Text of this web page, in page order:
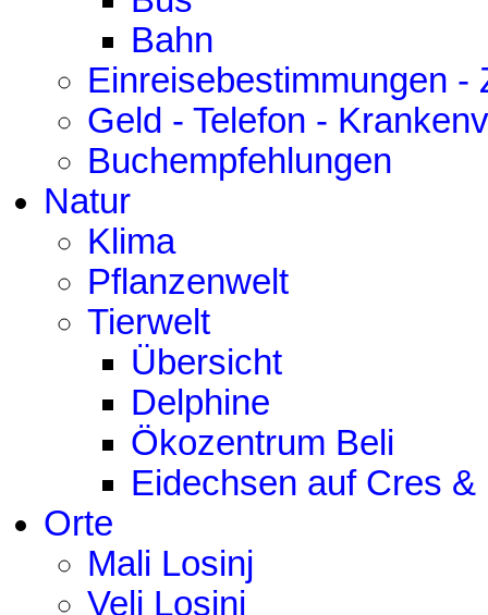
Bahn
Einreisebestimmungen -
Geld - Telefon -
Buchempfehlungen
Natur
Klima
Pflanzenwelt
Tierwelt
Übersicht
Delphine
Ökozentrum Beli
Eidechsen auf Cres &
Orte
Mali Losinj
Veli Losinj